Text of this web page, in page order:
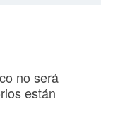
no será
están